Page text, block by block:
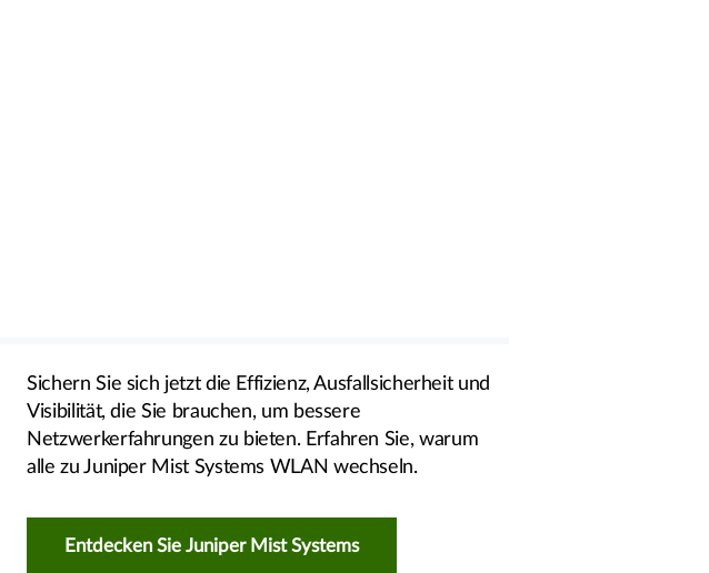
Sichern Sie sich jetzt die Effizienz, Ausfallsicherheit und
Visibilität, die Sie brauchen, um bessere
Netzwerkerfahrungen zu bieten. Erfahren Sie, warum
alle zu Juniper Mist Systems WLAN wechseln.
Entdecken Sie Juniper Mist Systems